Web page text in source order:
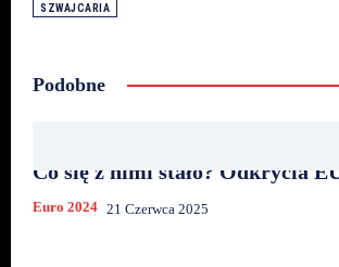
SZWAJCARIA
Podobne
Co się z nimi stało? Odkrycia
Euro 2024 21 Czerwca 2025